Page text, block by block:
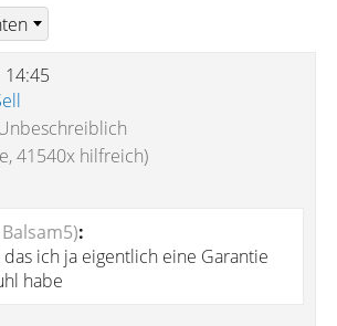
41540x hilfreich)
:
ich ja eigentlich eine Garantie
habe